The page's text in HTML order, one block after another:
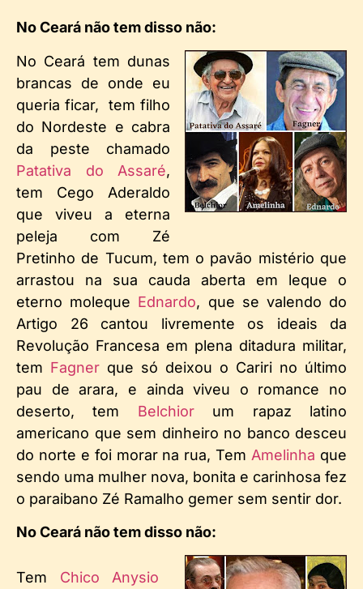
No Ceará não tem disso não:
No Ceará tem dunas
brancas de onde eu
queria ficar, tem filho
do Nordeste e cabra
da peste chamado
Patativa do Assaré,
tem Cego Aderaldo
que viveu a eterna
peleja com Zé
Pretinho de Tucum, tem o pavão mistério que
arrastou na sua cauda aberta em leque o
eterno moleque Ednardo, que se valendo do
Artigo 26 cantou livremente os ideais da
Revolução Francesa em plena ditadura militar,
tem Fagner que só deixou o Cariri no último
pau de arara, e ainda viveu o romance no
deserto, tem Belchiorum rapaz latino
americano que sem dinheiro no banco desceu
do norte e foi morar na rua, Tem Amelinha que
sendo uma mulher nova, bonita e carinhosa fez
o paraibano Zé Ramalho gemer sem sentir dor.
No Ceará não tem disso não:
Tem Chico Anysio